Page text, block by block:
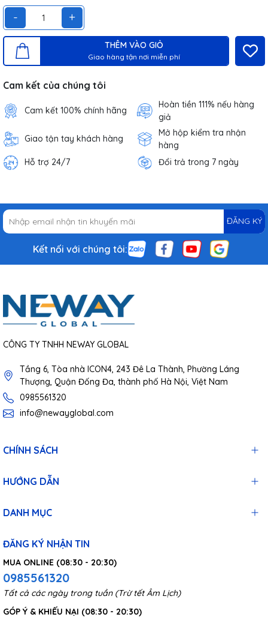
- +
THÊM VÀO GIỎ
Giao hàng tận nơi miễn phí
Cam kết của chúng tôi
Cam kết 100% chính hãng
Hoàn tiền 111% nếu hàng
giả
Giao tận tay khách hàng
Mở hộp kiểm tra nhận
hàng
Hỗ trợ 24/7
Đổi trả trong 7 ngày
ĐĂNG KÝ
Kết nối với chúng tôi:
CÔNG TY TNHH NEWAY GLOBAL
Tầng 6, Tòa nhà ICON4, 243 Đê La Thành, Phường Láng
Thượng, Quận Đống Đa, thành phố Hà Nội, Việt Nam
0985561320
info@newayglobal.com
CHÍNH SÁCH
HƯỚNG DẪN
DANH MỤC
ĐĂNG KÝ NHẬN TIN
MUA ONLINE (08:30 - 20:30)
0985561320
Tất cả các ngày trong tuần (Trừ tết Âm Lịch)
GÓP Ý & KHIẾU NẠI (08:30 - 20:30)